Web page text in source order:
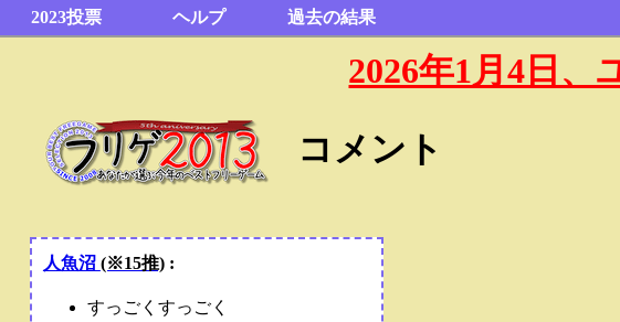
2023投票 ヘルプ 過去の結果
2026年1月4日
コメント
人魚沼 (※15推):
すっごくすっごく